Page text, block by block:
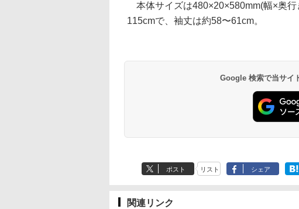
本体サイズは480×20×580mm(幅×奥
115cmで、袖丈は約58〜61cm。
Google 検索で当サイ
ポスト リスト シェア
関連リンク